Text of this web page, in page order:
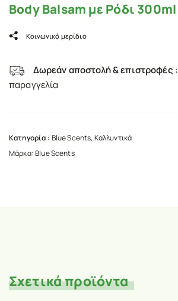
Body Balsam με Ρόδι 300ml
Κοινωνικό μερίδιο
Δωρεάν αποστολή & επιστροφές :
παραγγελία
Κατηγορία : Blue Scents, Καλλυντικά
Μάρκα:Blue Scents
Σχετικά προϊόντα